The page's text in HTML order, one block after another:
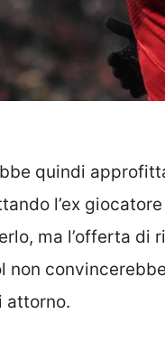
quindi
l’ex
ma l’offerta di
attorno.